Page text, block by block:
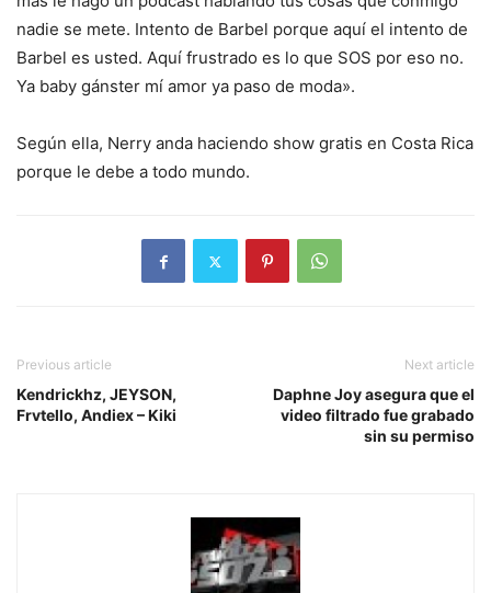
nadie se mete. Intento de Barbel porque aquí el intento de
Barbel es usted. Aquí frustrado es lo que SOS por eso no.
Ya baby gánster mí amor ya paso de moda».
Según ella, Nerry anda haciendo show gratis en Costa Rica
porque le debe a todo mundo.
Previous article
Kendrickhz, JEYSON,
Frvtello, Andiex – Kiki
Next article
Daphne Joy asegura que el
video filtrado fue grabado
sin su permiso